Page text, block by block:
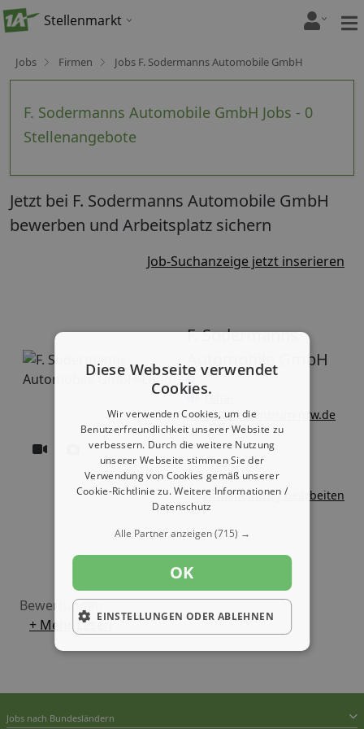
Stellenmarkt
Jobs Firmen Jobs F. Sodermanns Automobile GmbH
F. Sodermanns Automobile GmbH Jobs - 0
Stellenangebote
Jetzt bei F. Sodermanns Automobile GmbH
bewerben und Arbeitsplatz sichern
Job-Suchanzeige jetzt inserieren
F. Sodermanns
Automobile GmbH
reha-
mobilitaetszentrum-nrw.de
Firmeneintrag bearbeiten
Bewertungen:
+ Mehr Lesen
Jobs nach Bundesländern
Diese Webseite verwendet
Cookies.
Wir verwenden Cookies, um die
Benutzerfreundlichkeit unserer Website zu
verbessern. Durch die weitere Nutzung
unserer Webseite stimmen Sie der
Verwendung von Cookies gemäß unserer
Cookie-Richtlinie zu.Weitere Informationen /
Datenschutz
Alle Partner anzeigen(715) →
OK
EINSTELLUNGEN ODER ABLEHNEN